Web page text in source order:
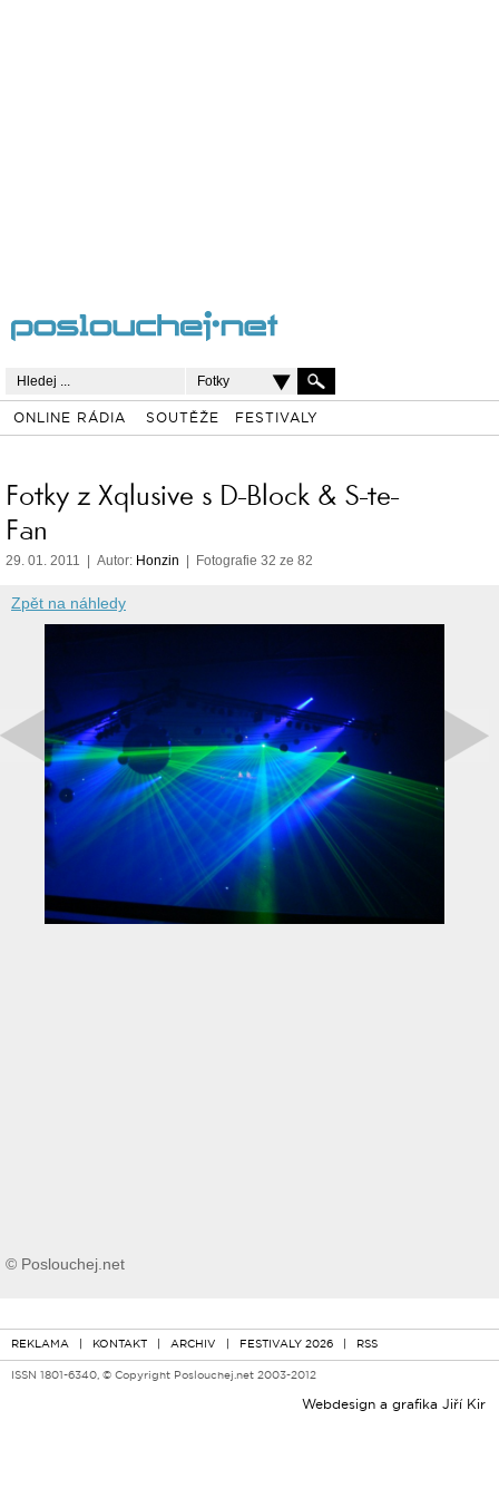
Fotky
ONLINE RÁDIA SOUTĚŽE FESTIVALY
Fotky z Xqlusive s D-Block & S-te-
Fan
29. 01. 2011 | Autor: Honzin | Fotografie 32 ze 82
Zpět na náhledy
© Poslouchej.net
REKLAMA | KONTAKT | ARCHIV | FESTIVALY 2026 | RSS
ISSN 1801-6340, © Copyright Poslouchej.net 2003-2012
Webdesign a grafika Jiří Kir